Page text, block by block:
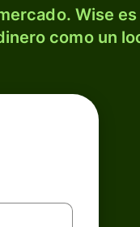
Wise es
como un